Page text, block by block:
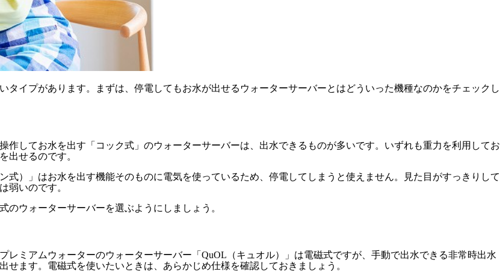
イプがあります。まずは、停電してもお水が出せるウォーターサーバーとはどういった機種なのかをチェックし
作してお水を出す「コック式」のウォーターサーバーは、出水できるものが多いです。いずれも重力を利用してお
出せるのです。
）」はお水を出す機能そのものに電気を使っているため、停電してしまうと使えません。見た目がすっきりして
弱いのです。
ウォーターサーバーを選ぶようにしましょう。
ミアムウォーターのウォーターサーバー「QuOL（キュオル）」は電磁式ですが、手動で出水できる非常時出水
ます。電磁式を使いたいときは、あらかじめ仕様を確認しておきましょう。